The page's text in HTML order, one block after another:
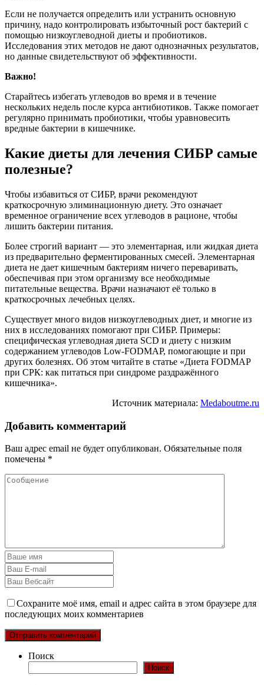
Если не получается определить или устранить основную
причину, надо контролировать избыточный рост бактерий с
помощью низкоуглеводной диеты и пробиотиков.
Исследования этих методов не дают однозначных результатов,
но данные свидетельствуют об эффективности.
Важно!
Старайтесь избегать углеводов во время и в течение
нескольких недель после курса антибиотиков. Также помогает
регулярно принимать пробиотики, чтобы уравновесить
вредные бактерии в кишечнике.
Какие диеты для лечения СИБР самые
полезные?
Чтобы избавиться от СИБР, врачи рекомендуют
краткосрочную элиминационную диету. Это означает
временное ограничение всех углеводов в рационе, чтобы
лишить бактерии питания.
Более строгий вариант — это элементарная, или жидкая диета
из предварительно ферментированных смесей. Элементарная
диета не дает кишечным бактериям ничего переваривать,
обеспечивая при этом организму все необходимые
питательные вещества. Врачи назначают её только в
краткосрочных лечебных целях.
Существует много видов низкоуглеводных диет, и многие из
них в исследованиях помогают при СИБР. Примеры:
специфическая углеводная диета SCD и диету с низким
содержанием углеводов Low-FODMAP, помогающие и при
других болезнях. Об этом читайте в статье «Диета FODMAP
при СРК: как питаться при синдроме раздражённого
кишечника».
Источник материала: Medaboutme.ru
Добавить комментарий
Ваш адрес email не будет опубликован. Обязательные поля
помечены *
Сохраните моё имя, email и адрес сайта в этом браузере для
последующих моих комментариев
Поиск
Поиск